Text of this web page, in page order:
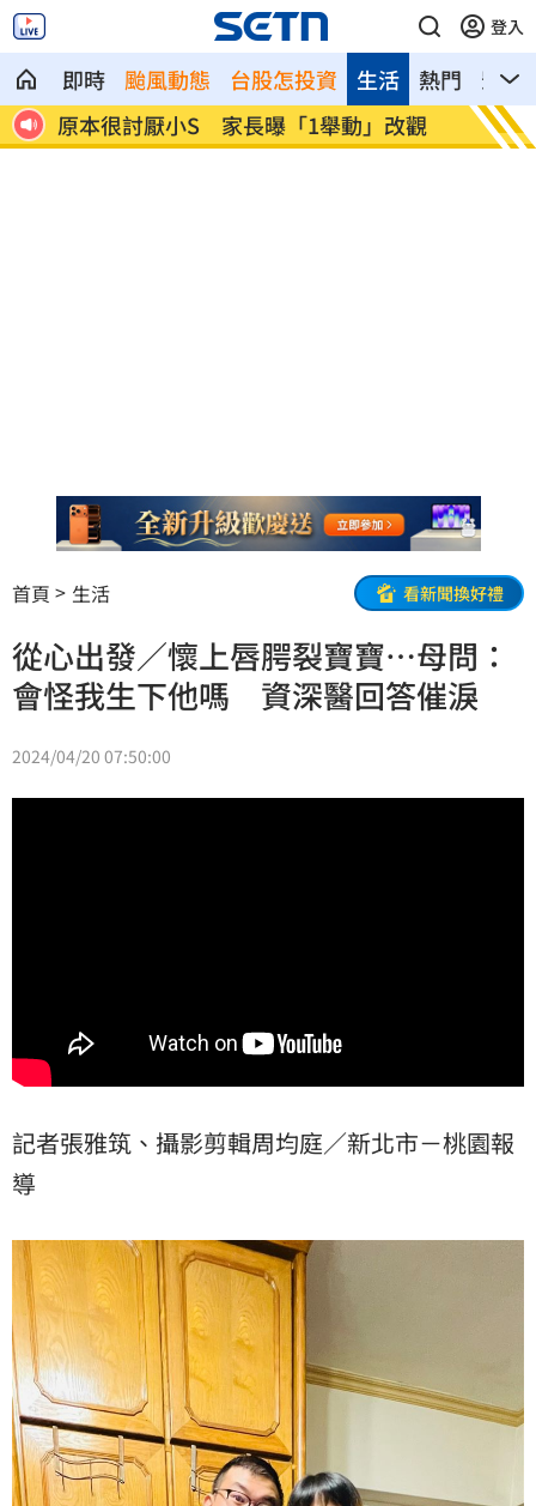
登入
即時 颱風動態 台股怎投資 熱門 影音
生活
獨／楊光友批工會帳亂七八糟 曹雨婷發
聲
齊豫
首頁 生活 看新聞換好禮
從心出發／懷上唇腭裂寶寶…母問：
會怪我生下他嗎 資深醫回答催淚
2024/04/20 07:50:00
記者張雅筑、攝影剪輯周均庭／新北市－桃園報
導